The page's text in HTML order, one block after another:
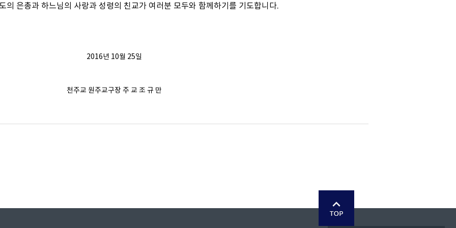
의 은총과 하느님의 사랑과 성령의 친교가 여러분 모두와 함께하기를 기도합니다.
2016년 10월 25일
천주교 원주교구장 주 교 조 규 만